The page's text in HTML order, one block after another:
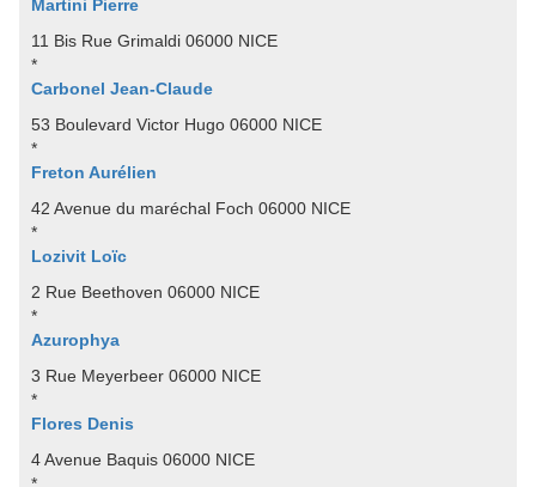
Martini Pierre
11 Bis Rue Grimaldi 06000 NICE
*
Carbonel Jean-Claude
53 Boulevard Victor Hugo 06000 NICE
*
Freton Aurélien
42 Avenue du maréchal Foch 06000 NICE
*
Lozivit Loïc
2 Rue Beethoven 06000 NICE
*
Azurophya
3 Rue Meyerbeer 06000 NICE
*
Flores Denis
4 Avenue Baquis 06000 NICE